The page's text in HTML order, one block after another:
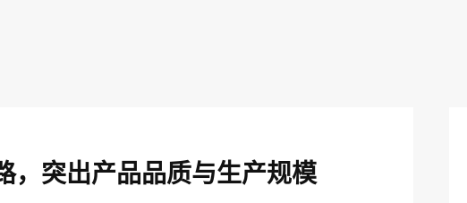
，突出产品品质与生产规模